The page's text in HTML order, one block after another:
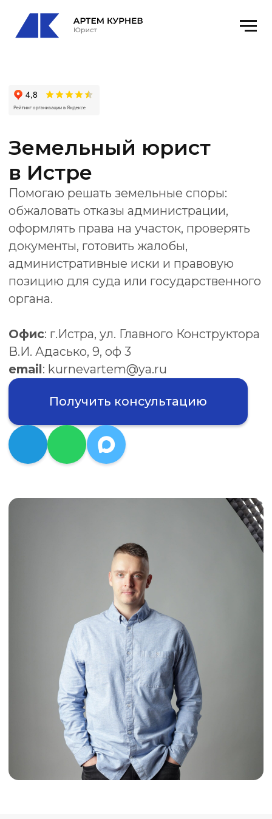
Земельный юрист
Помогаю решать земельные споры:
обжаловать отказы администрации,
документы, готовить жалобы,
административные иски и правовую
позицию для суда или государственного
органа.
Офис : г.Истра, ул. Главного Конструктора
В.И. Адасько, 9, оф 3
email: kurnevartem@ya.ru
Получить консультацию